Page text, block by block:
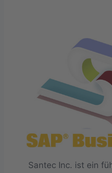
Santec Inc. ist ein